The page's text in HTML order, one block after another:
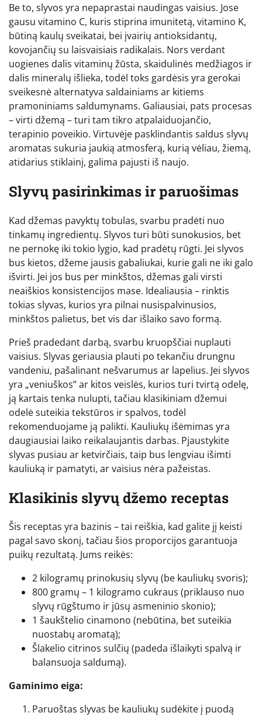
Be to, slyvos yra nepaprastai naudingas vaisius. Jose
gausu vitamino C, kuris stiprina imunitetą, vitamino K,
būtiną kaulų sveikatai, bei įvairių antioksidantų,
kovojančių su laisvaisiais radikalais. Nors verdant
uogienes dalis vitaminų žūsta, skaidulinės medžiagos ir
dalis mineralų išlieka, todėl toks gardėsis yra gerokai
sveikesnė alternatyva saldainiams ar kitiems
pramoniniams saldumynams. Galiausiai, pats procesas
– virti džemą – turi tam tikro atpalaiduojančio,
terapinio poveikio. Virtuvėje pasklindantis saldus slyvų
aromatas sukuria jaukią atmosferą, kurią vėliau, žiemą,
atidarius stiklainį, galima pajusti iš naujo.
Slyvų pasirinkimas ir paruošimas
Kad džemas pavyktų tobulas, svarbu pradėti nuo
tinkamų ingredientų. Slyvos turi būti sunokusios, bet
ne pernokę iki tokio lygio, kad pradėtų rūgti. Jei slyvos
bus kietos, džeme jausis gabaliukai, kurie gali ne iki galo
išvirti. Jei jos bus per minkštos, džemas gali virsti
neaiškios konsistencijos mase. Idealiausia – rinktis
tokias slyvas, kurios yra pilnai nusispalvinusios,
minkštos palietus, bet vis dar išlaiko savo formą.
Prieš pradedant darbą, svarbu kruopščiai nuplauti
vaisius. Slyvas geriausia plauti po tekančiu drungnu
vandeniu, pašalinant nešvarumus ar lapelius. Jei slyvos
yra „veniuškos” ar kitos veislės, kurios turi tvirtą odelę,
ją kartais tenka nulupti, tačiau klasikiniam džemui
odelė suteikia tekstūros ir spalvos, todėl
rekomenduojame ją palikti. Kauliukų išėmimas yra
daugiausiai laiko reikalaujantis darbas. Pjaustykite
slyvas pusiau ar ketvirčiais, taip bus lengviau išimti
kauliuką ir pamatyti, ar vaisius nėra pažeistas.
Klasikinis slyvų džemo receptas
Šis receptas yra bazinis – tai reiškia, kad galite jį keisti
pagal savo skonį, tačiau šios proporcijos garantuoja
puikų rezultatą. Jums reikės:
2 kilogramų prinokusių slyvų (be kauliukų svoris);
800 gramų – 1 kilogramo cukraus (priklauso nuo
slyvų rūgštumo ir jūsų asmeninio skonio);
1 šaukštelio cinamono (nebūtina, bet suteikia
nuostabų aromatą);
Šlakelio citrinos sulčių (padeda išlaikyti spalvą ir
balansuoja saldumą).
Gaminimo eiga:
Paruoštas slyvas be kauliukų sudėkite į puodą